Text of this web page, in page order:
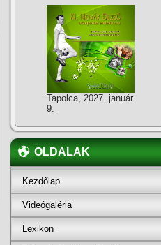
Tapolca, 2027. január
9.
OLDALAK
Kezdőlap
Videógaléria
Lexikon